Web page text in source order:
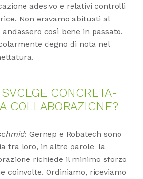
adesivo e relativi controlli
Non eravamo abituati al
così bene in passato.
degno di nota nel
CON­CRE­TA­
COL­LA­BO­RA­ZIO­NE?
: Gernep e Robatech sono
tra loro, in altre parole, la
richiede il minimo sforzo
coinvolte. Ordiniamo, riceviamo